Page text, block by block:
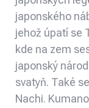
japonského
jehož úpatí se
kde na zem
japonský
svatyň. Také
Nachi.